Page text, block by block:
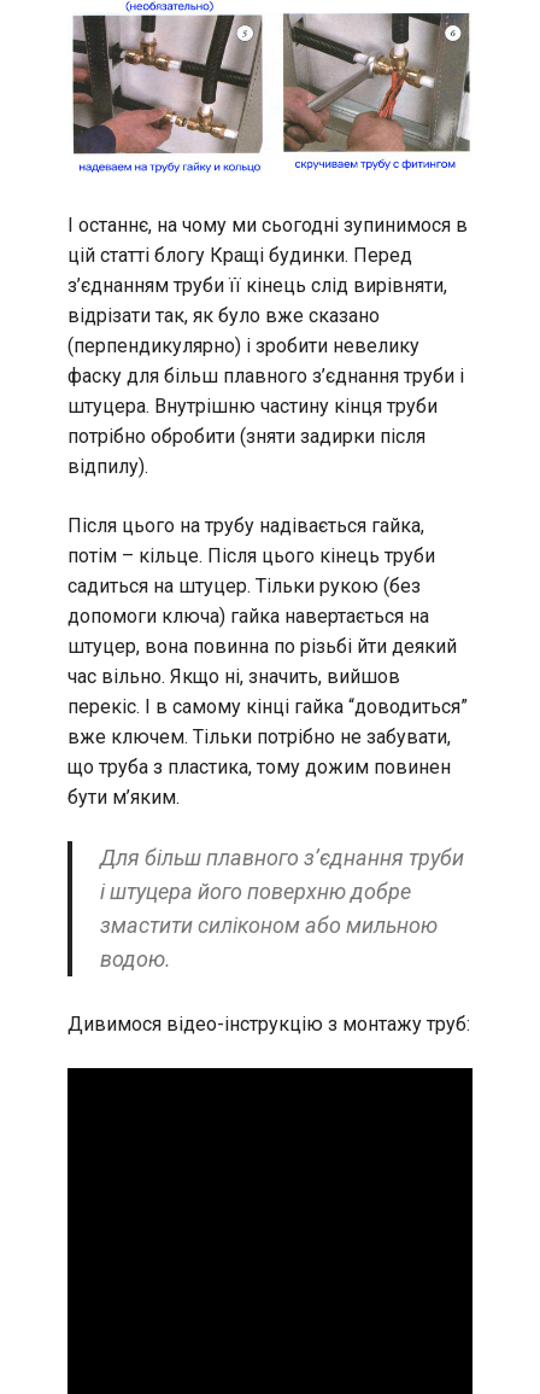
І останнє, на чому ми сьогодні зупинимося в
цій статті блогу Кращі будинки. Перед
з’єднанням труби її кінець слід вирівняти,
відрізати так, як було вже сказано
(перпендикулярно) і зробити невелику
фаску для більш плавного з’єднання труби і
штуцера. Внутрішню частину кінця труби
потрібно обробити (зняти задирки після
відпилу).
Після цього на трубу надівається гайка,
потім – кільце. Після цього кінець труби
садиться на штуцер. Тільки рукою (без
допомоги ключа) гайка навертається на
штуцер, вона повинна по різьбі йти деякий
час вільно. Якщо ні, значить, вийшов
перекіс. І в самому кінці гайка “доводиться”
вже ключем. Тільки потрібно не забувати,
що труба з пластика, тому дожим повинен
бути м’яким.
Для більш плавного з’єднання труби
і штуцера його поверхню добре
змастити силіконом або мильною
водою.
Дивимося відео-інструкцію з монтажу труб: